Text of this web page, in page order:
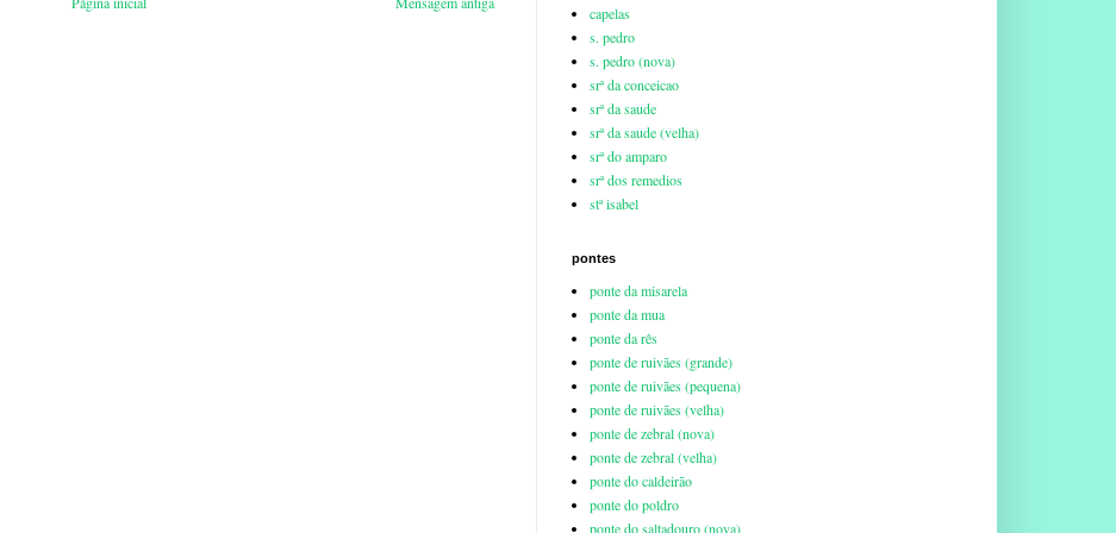
capelas
s. pedro
s. pedro (nova)
srª da conceicao
srª da saude
srª da saude (velha)
srª do amparo
srª dos remedios
stª isabel
pontes
ponte da misarela
ponte da mua
ponte da rês
ponte de ruivães (grande)
ponte de ruivães (pequena)
ponte de ruivães (velha)
ponte de zebral (nova)
ponte de zebral (velha)
ponte do caldeirão
ponte do poldro
ponte do saltadouro (nova)